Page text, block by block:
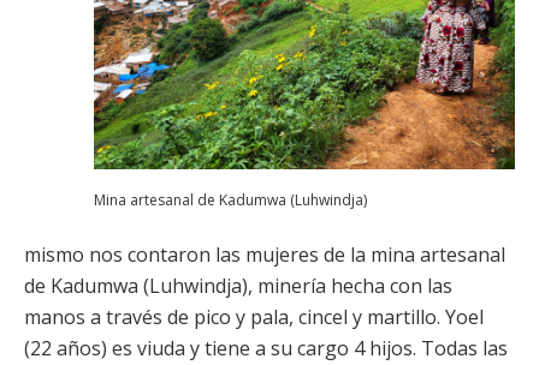
Mina artesanal de Kadumwa (Luhwindja)
mismo nos contaron las mujeres de la mina artesanal
de Kadumwa (Luhwindja), minería hecha con las
manos a través de pico y pala, cincel y martillo. Yoel
(22 años) es viuda y tiene a su cargo 4 hijos. Todas las